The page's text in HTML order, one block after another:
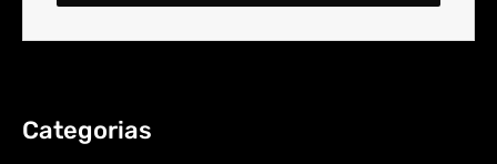
Categorias